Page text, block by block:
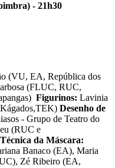
- 21h30
(VU, EA, República dos
(FLUC, RUC,
Figurinos: Lavinia
Desenho de
- Grupo de Teatro do
(RUC e
da Máscara:
Banaco (EA), Maria
Zé Ribeiro (EA,